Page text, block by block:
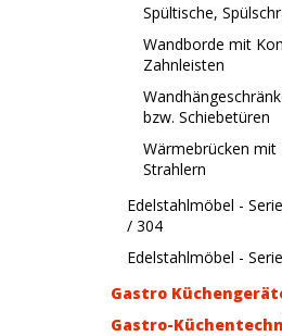
Spültische,
Wandborde mit
Zahnleisten
bzw. Schiebetüren
Wärmebrücken
Strahlern
Edelstahlmöbel -
/ 304
Edelstahlmöbel -
Gastro
Gastro-